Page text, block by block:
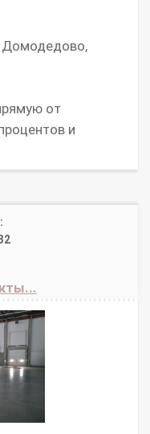
Домодедово,
oт
и